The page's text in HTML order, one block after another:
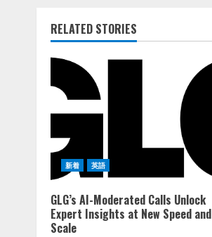
RELATED STORIES
新着 英語
GLG’s AI-Moderated Calls Unlock
Expert Insights at New Speed and
Scale